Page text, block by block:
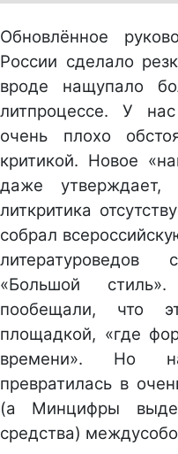
Обновлённое
России сделало
вроде нащупало
литпроцессе. У
очень плохо
критикой. Новое
даже утверждает,
литкритика
собрал
«Большой
пообещали, что
площадкой, «где
времени». Но
превратилась в
(а Минцифры
средства)